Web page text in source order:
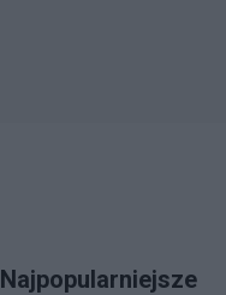
Najpopularniejsze